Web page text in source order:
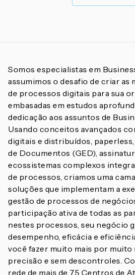
Somos especialistas em
assumimos o desafio de criar as
de processos digitais para sua
embasadas em estudos
dedicação aos assuntos de
Usando conceitos avançados
digitais e distribuídos,
de Documentos (GED),
ecossistemas complexos
de processos, criamos uma
soluções que implementam a
gestão de processos de
participação ativa de todas as
nestes processos, seu negócio
desempenho, eficácia e
você fazer muito mais por muito
precisão e sem descontroles.
rede de mais de 75 Centros de